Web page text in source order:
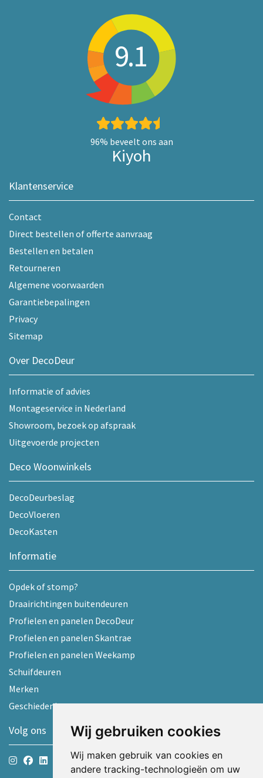
Wij gebruiken cookies
Wij maken gebruik van cookies en
andere tracking-technologieën om uw
9.1
96% beveelt ons aan
Kiyoh
Klantenservice
Contact
Direct bestellen of offerte aanvraag
Bestellen en betalen
Retourneren
Algemene voorwaarden
Garantiebepalingen
Privacy
Sitemap
Over DecoDeur
Informatie of advies
Montageservice in Nederland
Showroom, bezoek op afspraak
Uitgevoerde projecten
Deco Woonwinkels
DecoDeurbeslag
DecoVloeren
DecoKasten
Informatie
Opdek of stomp?
Draairichtingen buitendeuren
Profielen en panelen DecoDeur
Profielen en panelen Skantrae
Profielen en panelen Weekamp
Schuifdeuren
Merken
Geschiedenis
Volg ons